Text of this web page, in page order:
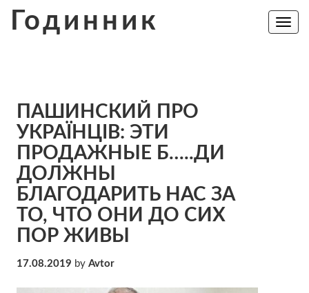
Годинник
Toggle
ПАШИНСКИЙ ПРО
УКРАЇНЦІВ: ЭТИ
ПРОДАЖНЫЕ Б…..ДИ
ДОЛЖНЫ
БЛАГОДАРИТЬ НАС ЗА
ТО, ЧТО ОНИ ДО СИХ
ПОР ЖИВЫ
17.08.2019 by Avtor